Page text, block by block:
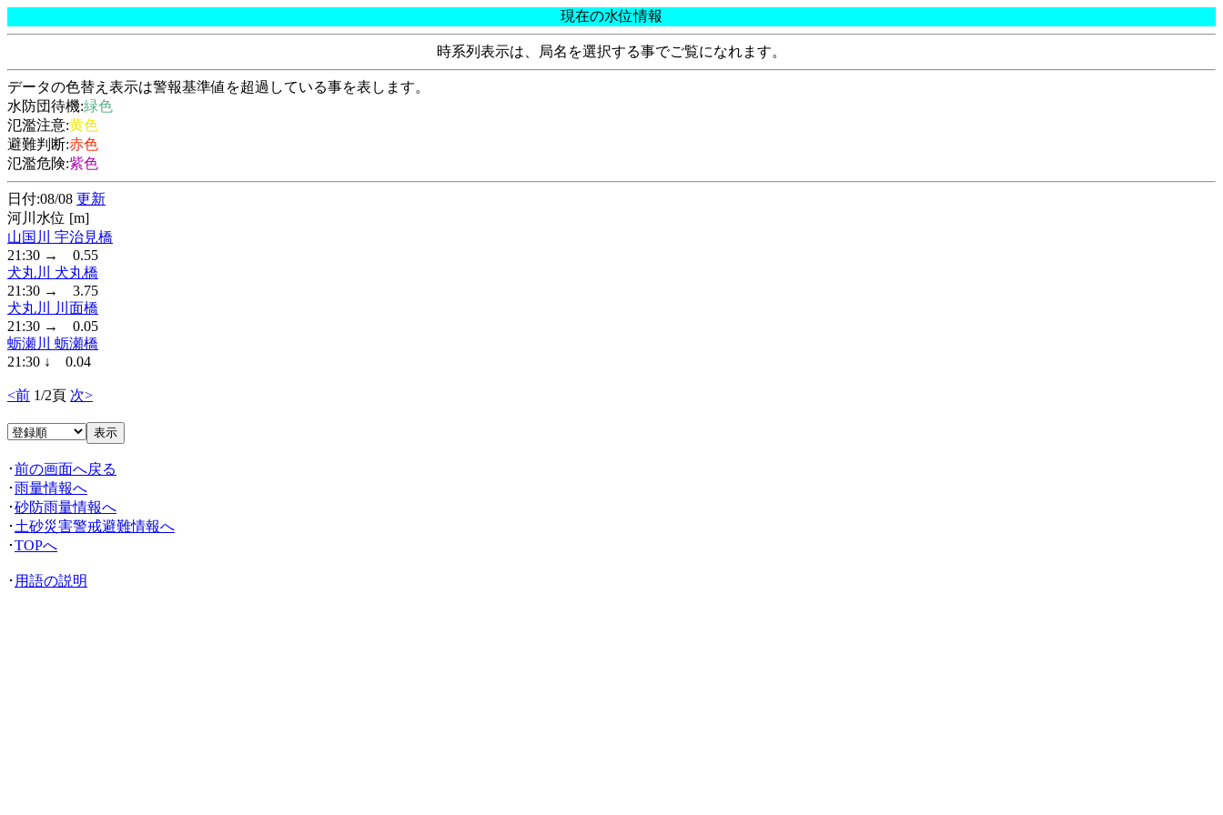
現在の水位情報
時系列表示は、局名を選択する事でご覧になれます。
データの色替え表示は警報基準値を超過している事を表します。
水防団待機:緑色
氾濫注意:黄色
避難判断:赤色
氾濫危険:紫色
日付:08/08 更新
河川水位 [m]
山国川 宇治見橋
21:30 → 0.55
犬丸川 犬丸橋
21:30 → 3.75
犬丸川 川面橋
21:30 → 0.05
蛎瀬川 蛎瀬橋
21:30 ↓ 0.04
<前 1/2頁 次>
･前の画面へ戻る
･雨量情報へ
･砂防雨量情報へ
･ 土砂災害警戒避難情報へ
･TOPへ
･ 用語の説明